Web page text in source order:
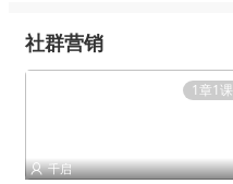
社群营销
1章1课
 千启